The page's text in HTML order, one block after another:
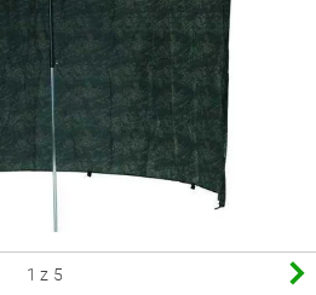
1 z 5